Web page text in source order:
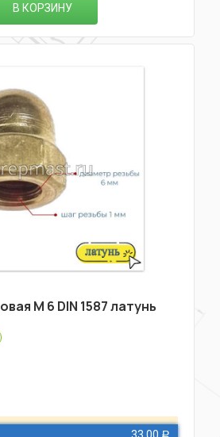
В КОРЗИНУ
М 6 DIN 1587 латунь
33,00 Р